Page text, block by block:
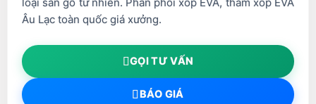
Âu Lạc toàn quốc giá xưởng.
GỌI TƯ VẤN
BÁO GIÁ